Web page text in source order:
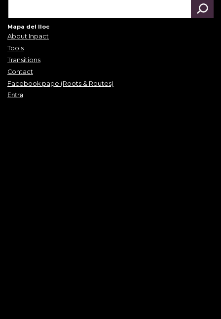
Mapa del lloc
About Inpact
Tools
Transitions
Contact
Facebook page (Roots & Routes)
Entra